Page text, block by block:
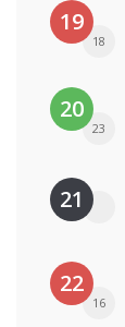
19
18
20
23
21
22
16